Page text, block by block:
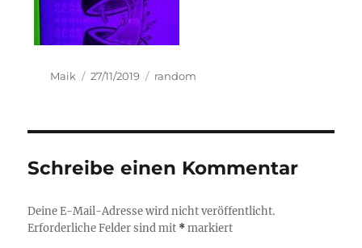
Autor
Maik
Veröffentlicht
27/11/2019 Kategorien
random
Schreibe einen Kommentar
Deine E-Mail-Adresse wird nicht veröffentlicht.
Erforderliche Felder sind mit *markiert